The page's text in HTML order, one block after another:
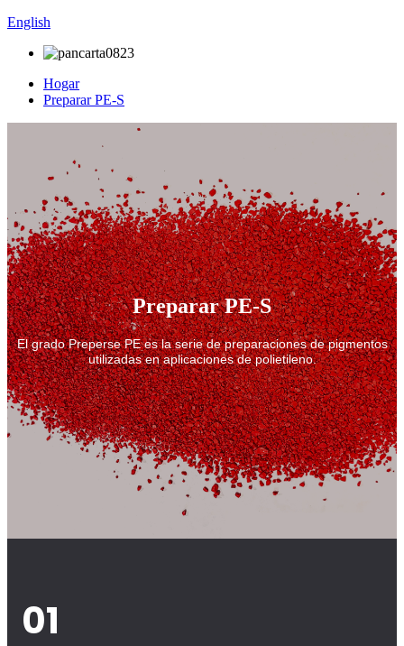
English
Hogar
Preparar PE-S
Preparar PE-S
El grado Preperse PE es la serie de preparaciones de pigmentos
utilizadas en aplicaciones de polietileno.
01